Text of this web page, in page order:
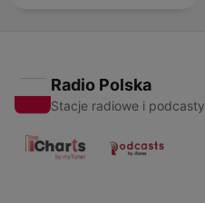
Radio Polska
Stacje radiowe i podcasty